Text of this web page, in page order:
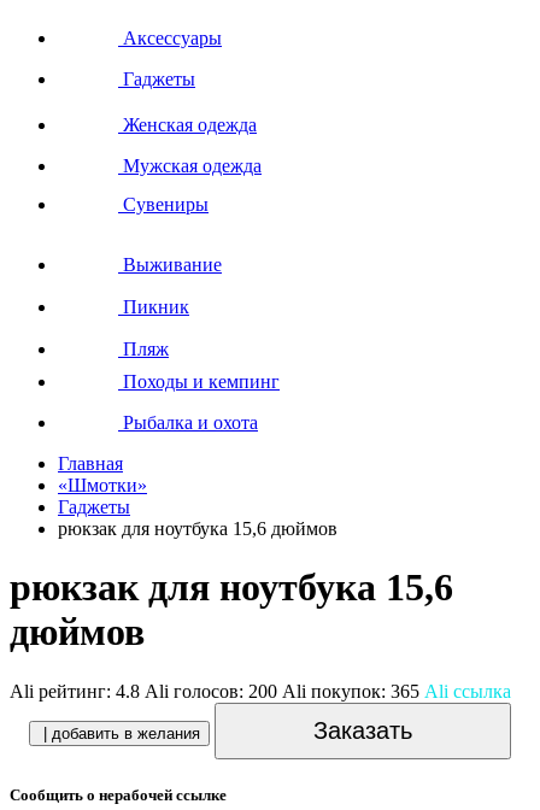
Аксессуары
Гаджеты
Женская одежда
Мужская одежда
Сувениры
Выживание
Пикник
Пляж
Походы и кемпинг
Рыбалка и охота
Главная
«Шмотки»
Гаджеты
рюкзак для ноутбука 15,6 дюймов
рюкзак для ноутбука 15,6
дюймов
Ali рейтинг: 4.8 Ali голосов: 200 Ali покупок: 365 Ali ссылка
| добавить в желания Заказать
Сообщить о нерабочей ссылке